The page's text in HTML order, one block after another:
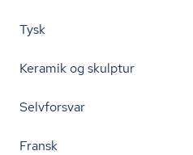
Tysk
Keramik og skulptur
Selvforsvar
Fransk